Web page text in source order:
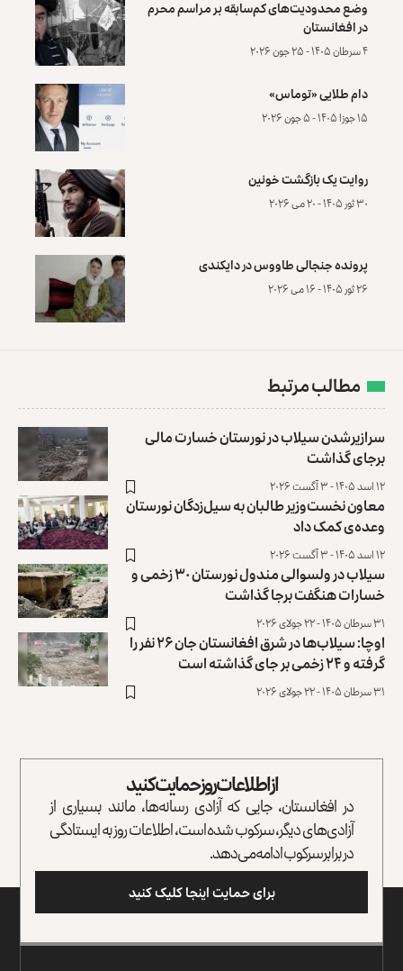
وضع محدودیت‌های کم‌سابقه بر مراسم محرم
در افغانستان
۴ سرطان ۱۴۰۵ - ۲۵ جون ۲۰۲۶
دام طلایی «توماس»
۱۵ جوزا ۱۴۰۵ - ۵ جون ۲۰۲۶
روایت یک بازگشت خونین
۳۰ ثور ۱۴۰۵ - ۲۰ می ۲۰۲۶
پرونده‌ جنجالی طاووس در دایکندی
۲۶ ثور ۱۴۰۵ - ۱۶ می ۲۰۲۶
مطالب مرتبط
سرازیرشدن سیلاب‌ در نورستان خسارت مالی
برجای گذاشت
۱۲ اسد ۱۴۰۵ - ۳ آگست ۲۰۲۶
معاون نخست‌وزیر طالبان به سیل‌زدگان نورستان
وعده‌ی کمک داد
۱۲ اسد ۱۴۰۵ - ۳ آگست ۲۰۲۶
سیلاب در ولسوالی مندول نورستان ۳۰ زخمی و
خسارات هنگفت برجا گذاشت
۳۱ سرطان ۱۴۰۵ - ۲۲ جولای ۲۰۲۶
اوچا: سیلاب‌ها در شرق افغانستان جان ۲۶ نفر را
گرفته و ۲۴ زخمی بر جای گذاشته است
۳۱ سرطان ۱۴۰۵ - ۲۲ جولای ۲۰۲۶
از اطلاعات روز حمایت کنید
در افغانستان، جایی که آزادی رسانه‌ها، مانند بسیاری از
آزادی‌های دیگر، سرکوب شده است، اطلاعات روز به ایستادگی
در برابر سرکوب ادامه می‌دهد.
برای حمایت اینجا کلیک کنید